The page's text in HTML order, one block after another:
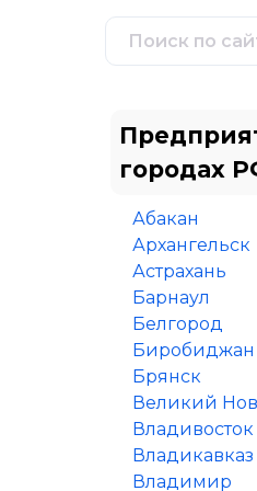
городах
Абакан
Архангельск
Астрахань
Барнаул
Белгород
Биробиджан
Брянск
Великий
Владивосток
Владикавказ
Владимир